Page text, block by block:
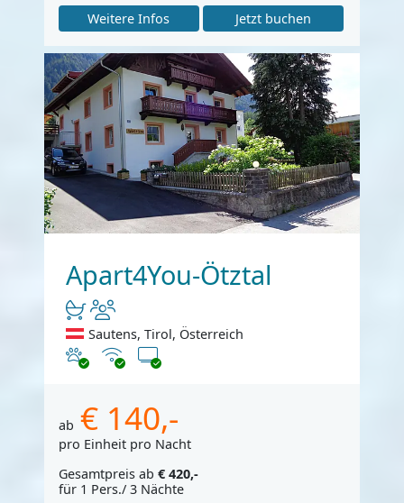
Weitere Infos
Jetzt buchen
Apart4You-Ötztal
Sautens, Tirol, Österreich
Haustiere erlaubt
Internet
TV
ab € 140,-
pro Einheit pro Nacht
Gesamtpreis ab € 420,-
für 1 Pers./ 3 Nächte